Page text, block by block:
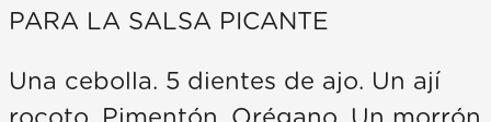
PARA LA SALSA PICANTE
Una cebolla. 5 dientes de ajo. Un ají
rocoto. Pimentón. Orégano. Un morrón